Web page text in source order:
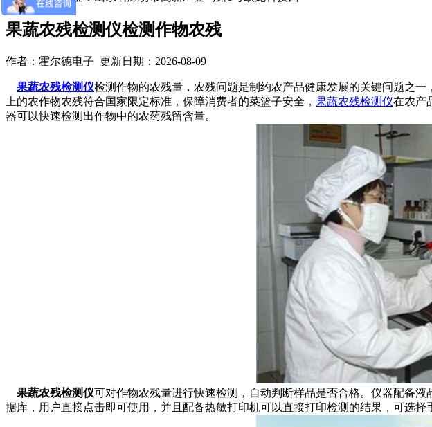
果蔬农残检测仪检测作物农残
作者：霍尔德电子 更新日期：2026-08-09
果蔬农残检测仪检测作物的农残量，农残问题是制约农产品健康发展的关键问题之
上的农作物农残符合国家限定标准，保障消费者的菜篮子安全， 果蔬农残检测仪在农产
器可以快速检测出作物中的农药残留含量。
果蔬农残检测仪可对作物农残量进行快速检测，自动判断样品是否合格。仪器配备
据库，用户直接点击即可使用，并且配备热敏打印机可以直接打印检测的结果，可选